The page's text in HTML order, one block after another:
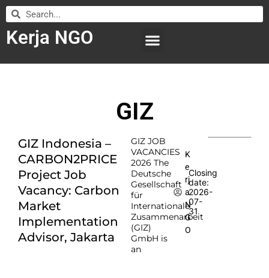
Kerja NGO
GIZ
GIZ Indonesia –
CARBON2PRICE
Project Job
Vacancy: Carbon
Market
Implementation
Advisor, Jakarta
GIZ JOB
VACANCIES
2026 The
Deutsche
Gesellschaft
für
Internationale
Zusammenarbeit
(GIZ)
GmbH is
an
K
e
rj
a
N
G
O
Closing
date:
2026-
07-
31